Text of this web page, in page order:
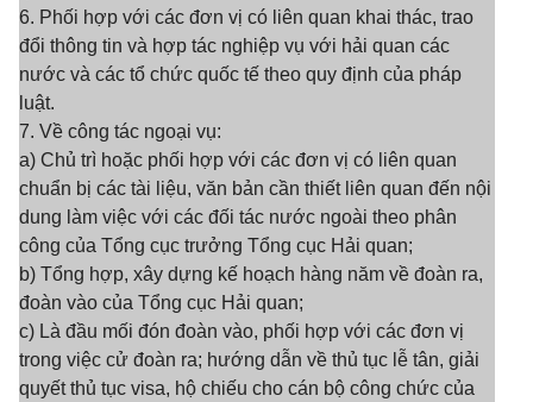
6. Phối hợp với các đơn vị có liên quan khai thác, trao
đổi thông tin và hợp tác nghiệp vụ với hải quan các
nước và các tổ chức quốc tế theo quy định của pháp
luật.
7. Về công tác ngoại vụ:
a) Chủ trì hoặc phối hợp với các đơn vị có liên quan
chuẩn bị các tài liệu, văn bản cần thiết liên quan đến nội
dung làm việc với các đối tác nước ngoài theo phân
công của Tổng cục trưởng Tổng cục Hải quan;
b) Tổng hợp, xây dựng kế hoạch hàng năm về đoàn ra,
đoàn vào của Tổng cục Hải quan;
c) Là đầu mối đón đoàn vào, phối hợp với các đơn vị
trong việc cử đoàn ra; hướng dẫn về thủ tục lễ tân, giải
quyết thủ tục visa, hộ chiếu cho cán bộ công chức của